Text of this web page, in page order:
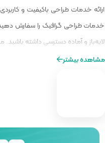
می‌کند. در آپامه می‌توانید
همچنین به مجموعه‌ای از
مرحله ثبت سفارش تا تحویل نهایی
از طراحی را برایتان فراهم کنیم.